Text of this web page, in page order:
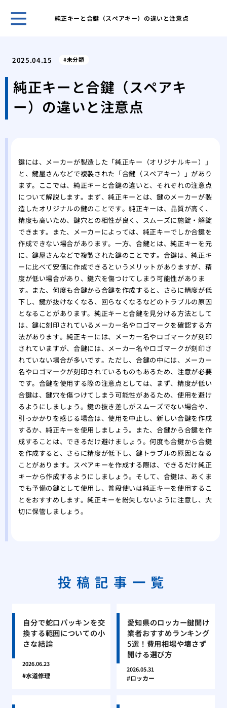
純正キーと合鍵（スペアキー）の違いと注意点
タ
鍵
2025.04.15 未分類
純正キーと合鍵（スペアキ
ー）の違いと注意点
鍵には、メーカーが製造した「純正キー（オリジナルキー）」
と、鍵屋さんなどで複製された「合鍵（スペアキー）」があり
ます。ここでは、純正キーと合鍵の違いと、それぞれの注意点
について解説します。まず、純正キーとは、鍵のメーカーが製
造したオリジナルの鍵のことです。純正キーは、品質が高く、
精度も高いため、鍵穴との相性が良く、スムーズに施錠・解錠
できます。また、メーカーによっては、純正キーでしか合鍵を
作成できない場合があります。一方、合鍵とは、純正キーを元
に、鍵屋さんなどで複製された鍵のことです。合鍵は、純正キ
ーに比べて安価に作成できるというメリットがありますが、精
度が低い場合があり、鍵穴を傷つけてしまう可能性がありま
す。また、何度も合鍵から合鍵を作成すると、さらに精度が低
下し、鍵が抜けなくなる、回らなくなるなどのトラブルの原因
となることがあります。純正キーと合鍵を見分ける方法として
は、鍵に刻印されているメーカー名やロゴマークを確認する方
法があります。純正キーには、メーカー名やロゴマークが刻印
されていますが、合鍵には、メーカー名やロゴマークが刻印さ
れていない場合が多いです。ただし、合鍵の中には、メーカー
名やロゴマークが刻印されているものもあるため、注意が必要
です。合鍵を使用する際の注意点としては、まず、精度が低い
合鍵は、鍵穴を傷つけてしまう可能性があるため、使用を避け
るようにしましょう。鍵の抜き差しがスムーズでない場合や、
引っかかりを感じる場合は、使用を中止し、新しい合鍵を作成
するか、純正キーを使用しましょう。また、合鍵から合鍵を作
成することは、できるだけ避けましょう。何度も合鍵から合鍵
を作成すると、さらに精度が低下し、鍵トラブルの原因となる
ことがあります。スペアキーを作成する際は、できるだけ純正
キーから作成するようにしましょう。そして、合鍵は、あくま
でも予備の鍵として使用し、普段使いは純正キーを使用するこ
とをおすすめします。純正キーを紛失しないように注意し、大
切に保管しましょう。
投稿記事一覧
自分で蛇口パッキンを交
換する範囲についての小
さな結論
2026.06.23
水道修理
愛知県のロッカー鍵開け
業者おすすめランキング
5選！費用相場や壊さず
開ける選び方
2026.05.31
ロッカー